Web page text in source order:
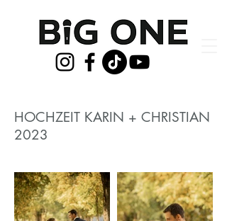
HOCHZEIT KARIN + CHRISTIAN
2023